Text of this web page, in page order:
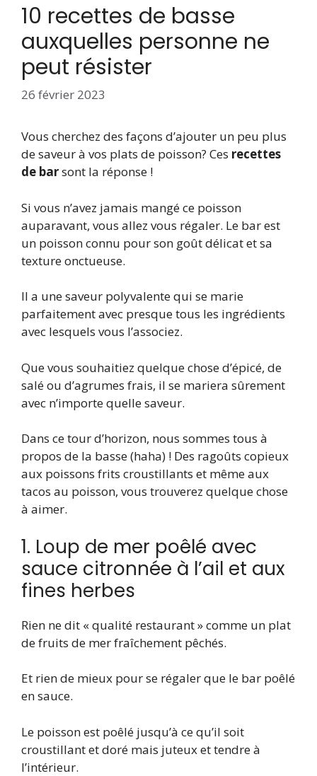
10 recettes de basse
auxquelles personne ne
peut résister
26 février 2023
Vous cherchez des façons d’ajouter un peu plus
de saveur à vos plats de poisson? Ces recettes
de barsont la réponse !
Si vous n’avez jamais mangé ce poisson
auparavant, vous allez vous régaler. Le bar est
un poisson connu pour son goût délicat et sa
texture onctueuse.
Il a une saveur polyvalente qui se marie
parfaitement avec presque tous les ingrédients
avec lesquels vous l’associez.
Que vous souhaitiez quelque chose d’épicé, de
salé ou d’agrumes frais, il se mariera sûrement
avec n’importe quelle saveur.
Dans ce tour d’horizon, nous sommes tous à
propos de la basse (haha) ! Des ragoûts copieux
aux poissons frits croustillants et même aux
tacos au poisson, vous trouverez quelque chose
à aimer.
1. Loup de mer poêlé avec
sauce citronnée à l’ail et aux
fines herbes
Rien ne dit « qualité restaurant » comme un plat
de fruits de mer fraîchement pêchés.
Et rien de mieux pour se régaler que le bar poêlé
en sauce.
Le poisson est poêlé jusqu’à ce qu’il soit
croustillant et doré mais juteux et tendre à
l’intérieur.